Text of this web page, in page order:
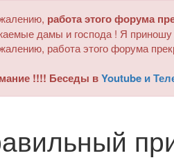
работа этого форума
дамы и господа ! Я приношу
работа этого форума
!!!! Беседы вYoutube и